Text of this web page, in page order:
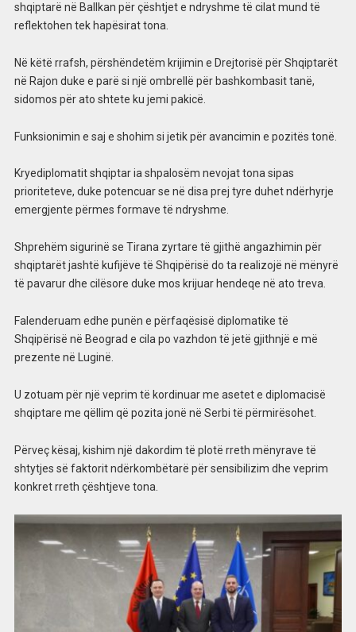
shqiptarë në Ballkan për çështjet e ndryshme të cilat mund të
reflektohen tek hapësirat tona.
Në këtë rrafsh, përshëndetëm krijimin e Drejtorisë për Shqiptarët
në Rajon duke e parë si një ombrellë për bashkombasit tanë,
sidomos për ato shtete ku jemi pakicë.
Funksionimin e saj e shohim si jetik për avancimin e pozitës tonë.
Kryediplomatit shqiptar ia shpalosëm nevojat tona sipas
prioriteteve, duke potencuar se në disa prej tyre duhet ndërhyrje
emergjente përmes formave të ndryshme.
Shprehëm sigurinë se Tirana zyrtare të gjithë angazhimin për
shqiptarët jashtë kufijëve të Shqipërisë do ta realizojë në mënyrë
të pavarur dhe cilësore duke mos krijuar hendeqe në ato treva.
Falenderuam edhe punën e përfaqësisë diplomatike të
Shqipërisë në Beograd e cila po vazhdon të jetë gjithnjë e më
prezente në Luginë.
U zotuam për një veprim të kordinuar me asetet e diplomacisë
shqiptare me qëllim që pozita jonë në Serbi të përmirësohet.
Përveç kësaj, kishim një dakordim të plotë rreth mënyrave të
shtytjes së faktorit ndërkombëtarë për sensibilizim dhe veprim
konkret rreth çështjeve tona.